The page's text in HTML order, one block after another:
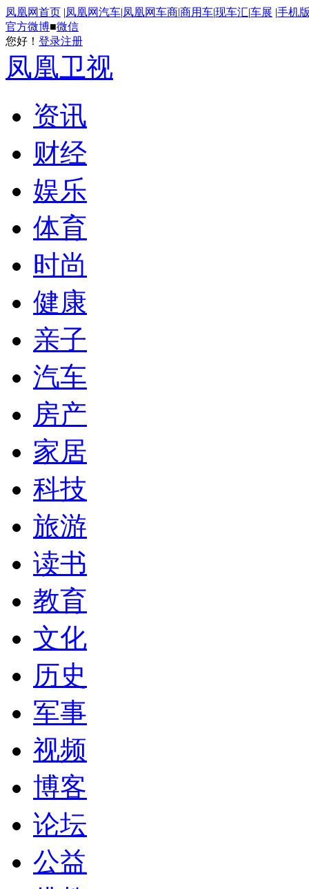
凤凰网首页 |凤凰网汽车|凤凰网车商|商用车|现车汇|车展 |手机
官方微博■微信
您好！ 登录注册
凤凰卫视
资讯
财经
娱乐
体育
时尚
健康
亲子
汽车
房产
家居
科技
旅游
读书
教育
文化
历史
军事
视频
博客
论坛
公益